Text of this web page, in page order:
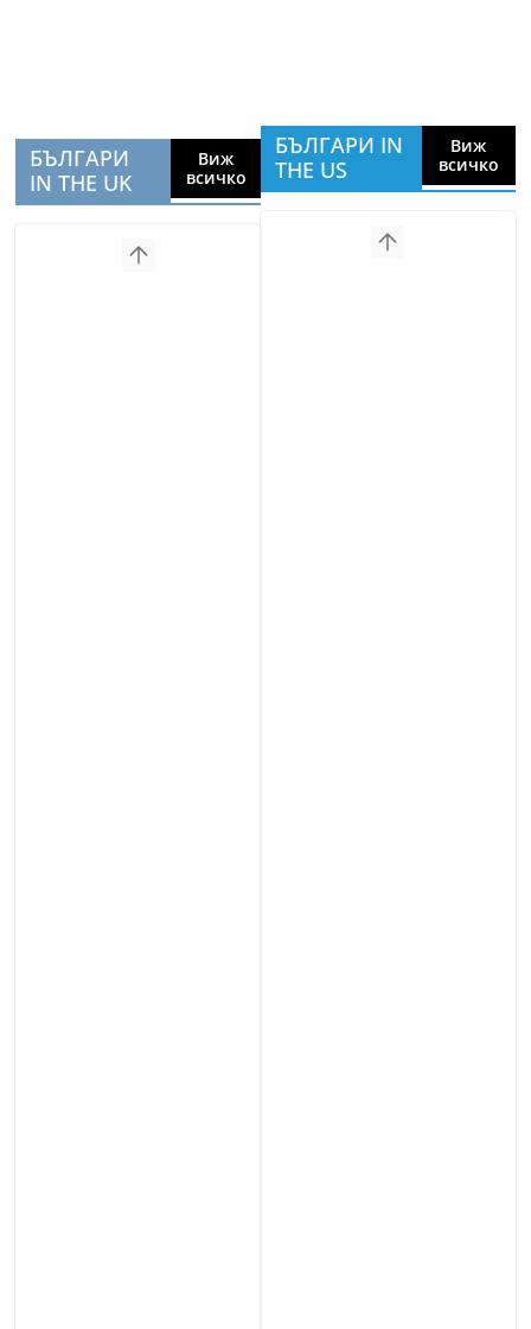
БЪЛГАРИ
IN THE UK
Виж
всичко
БЪЛГАРИ IN
THE US
Виж
всичко